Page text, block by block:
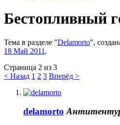
Бестопливный
Тема в разделе "Delamorto",
18 Май 2011 .
Страница 2 из 3
< Назад 1 2 3 Вперёд >
delamorto